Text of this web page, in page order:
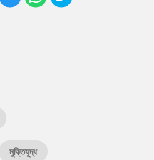
মুক্তিযুদ্ধ